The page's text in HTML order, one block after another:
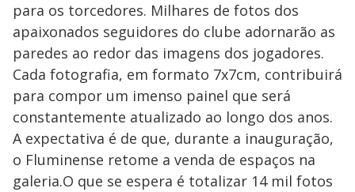
para os torcedores. Milhares de fotos dos
apaixonados seguidores do clube adornarão as
paredes ao redor das imagens dos jogadores.
Cada fotografia, em formato 7x7cm, contribuirá
para compor um imenso painel que será
constantemente atualizado ao longo dos anos.
A expectativa é de que, durante a inauguração,
o Fluminense retome a venda de espaços na
galeria.O que se espera é totalizar 14 mil fotos